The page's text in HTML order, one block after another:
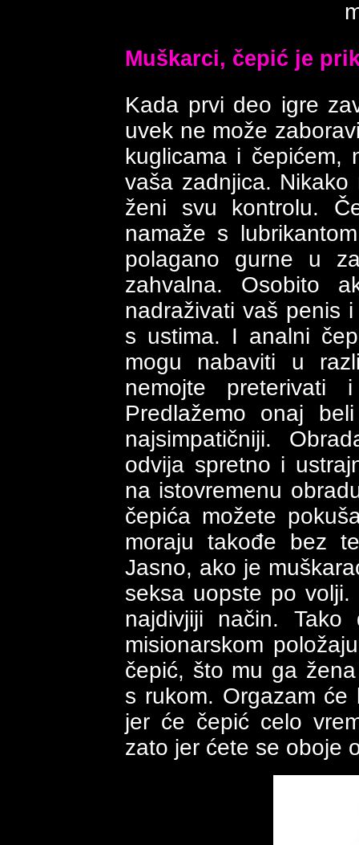
Muškarci, čepić je
Kada prvi deo igre
uvek ne može
kuglicama i
vaša zadnjica.
ženi svu kontrolu.
namaže s
polagano gurne u
zahvalna. Osobito
nadraživati vaš penis
s ustima. I analni
mogu nabaviti u
nemojte preterivati
Predlažemo onaj
najsimpatičniji.
odvija spretno i
na istovremenu
čepića možete
moraju takođe bez
Jasno, ako je
seksa uopste po
najdivjiji način.
misionarskom
čepić, što mu ga
s rukom. Orgazam će
jer će čepić celo
zato jer ćete se oboje